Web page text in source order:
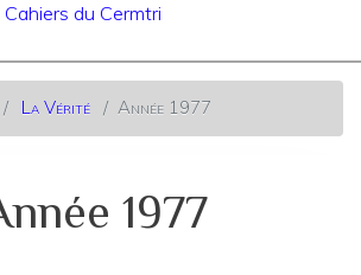
du Cermtri
La Vérité Année 1977
1977